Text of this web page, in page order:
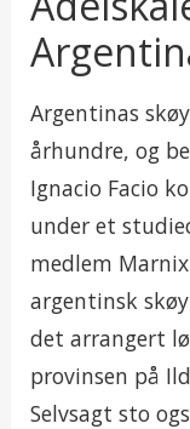
Argentinas
århundre, og
Ignacio Facio
under et
medlem
argentinsk
det arrangert
provinsen på
Selvsagt sto